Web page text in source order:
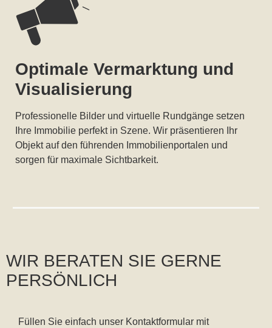
Optimale Vermarktung und
Visualisierung
Professionelle Bilder und virtuelle Rundgänge setzen
Ihre Immobilie perfekt in Szene. Wir präsentieren Ihr
Objekt auf den führenden Immobilienportalen und
sorgen für maximale Sichtbarkeit.
WIR BERATEN SIE GERNE
PERSÖNLICH
Füllen Sie einfach unser Kontaktformular mit